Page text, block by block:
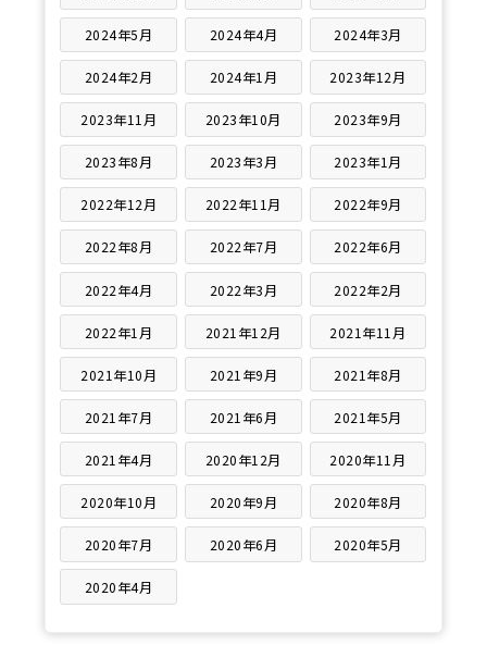
2024年5月 2024年4月 2024年3月
2024年2月 2024年1月 2023年12月
2023年11月 2023年10月 2023年9月
2023年8月 2023年3月 2023年1月
2022年12月 2022年11月 2022年9月
2022年8月 2022年7月 2022年6月
2022年4月 2022年3月 2022年2月
2022年1月 2021年12月 2021年11月
2021年10月 2021年9月 2021年8月
2021年7月 2021年6月 2021年5月
2021年4月 2020年12月 2020年11月
2020年10月 2020年9月 2020年8月
2020年7月 2020年6月 2020年5月
2020年4月